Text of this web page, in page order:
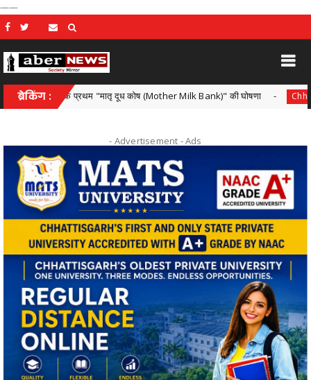
——
ब्रेकिंग :
Milk Bank)" की घोषणा Chhattisgarh सीजी पीएससी द्वारा एस आई भर्ती
- Advertisement -Ads